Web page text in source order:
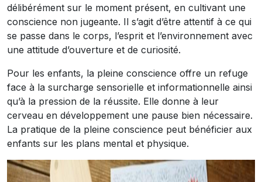
délibérément sur le moment présent, en cultivant une
conscience non jugeante. Il s’agit d’être attentif à ce qui
se passe dans le corps, l’esprit et l’environnement avec
une attitude d’ouverture et de curiosité.
Pour les enfants, la pleine conscience offre un refuge
face à la surcharge sensorielle et informationnelle ainsi
qu’à la pression de la réussite. Elle donne à leur
cerveau en développement une pause bien nécessaire.
La pratique de la pleine conscience peut bénéficier aux
enfants sur les plans mental et physique.